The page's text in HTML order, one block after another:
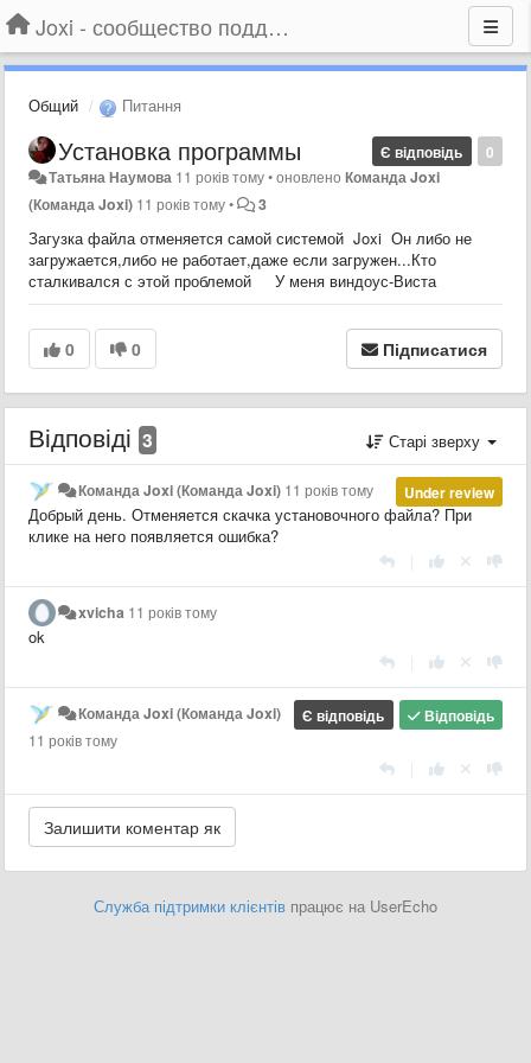
Joxi - сообщество поддержки
Общий Питання
0
Є відповідь
Установка программы
Татьяна Наумова 11 років тому•оновленоКоманда Joxi
(Команда Joxi) 11 років тому• 3
Загузка файла отменяется самой системой Joxi Он либо не
загружается,либо не работает,даже если загружен...Кто
сталкивался с этой проблемой У меня виндоус-Виста
0 0 Підписатися
Відповіді 3 Старі зверху
Under review
Команда Joxi (Команда Joxi) 11 років тому
Добрый день. Отменяется скачка установочного файла? При
клике на него появляется ошибка?
xvicha 11 років тому
ok
Відповідь
Є відповідь
Команда Joxi (Команда Joxi)
11 років тому
Служба підтримки клієнтів працює на UserEcho